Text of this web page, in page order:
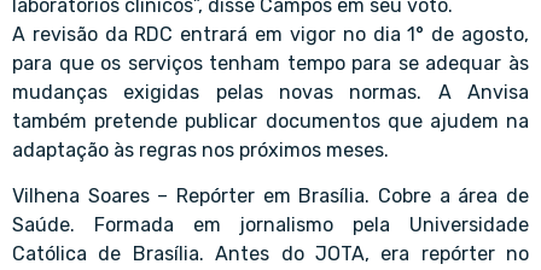
laboratórios clínicos”, disse Campos em seu voto.
A revisão da RDC entrará em vigor no dia 1° de agosto,
para que os serviços tenham tempo para se adequar às
mudanças exigidas pelas novas normas. A Anvisa
também pretende publicar documentos que ajudem na
adaptação às regras nos próximos meses.
Vilhena Soares – Repórter em Brasília. Cobre a área de
Saúde. Formada em jornalismo pela Universidade
Católica de Brasília. Antes do JOTA, era repórter no